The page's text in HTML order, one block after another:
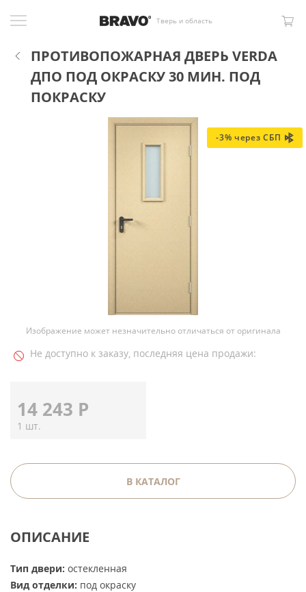
Тверь и область
ПРОТИВОПОЖАРНАЯ ДВЕРЬ VERDA
ДПО ПОД ОКРАСКУ 30 МИН. ПОД
ПОКРАСКУ
-3% через СБП
Изображение может незначительно отличаться от оригинала
Не доступно к заказу, последняя цена продажи:
14 243 Р
1 шт.
В КАТАЛОГ
ОПИСАНИЕ
Тип двери: остекленная
Вид отделки: под окраску